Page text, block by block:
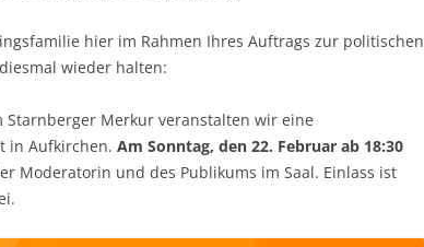
hier im Rahmen Ihres Auftrags zur politischen
wieder halten:
Starnberger Merkur veranstalten wir eine
in Aufkirchen. Am Sonntag, den 22. Februar ab 18:30
Moderatorin und des Publikums im Saal. Einlass ist